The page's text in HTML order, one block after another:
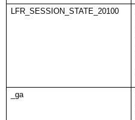
LFR_SESSION_STATE_20100
_ga